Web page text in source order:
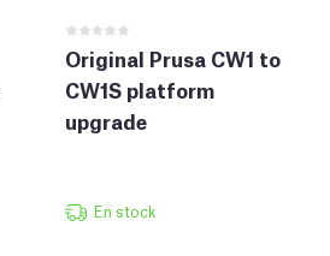
Original Prusa CW1 to
CW1S platform
upgrade
En stock